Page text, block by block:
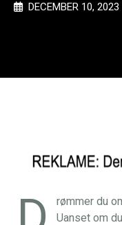
DECEMBER 10, 2023
rømmer du
Uanset om